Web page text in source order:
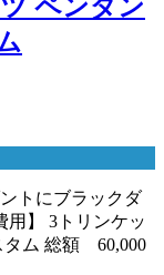
ペンダン
トにブラックダ
用】 3トリンケッ
タム 総額 60,000